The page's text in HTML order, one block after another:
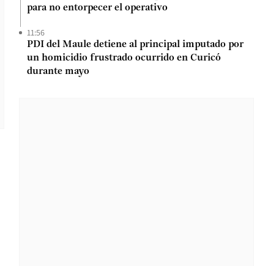
para no entorpecer el operativo
11:56
PDI del Maule detiene al principal imputado por
un homicidio frustrado ocurrido en Curicó
durante mayo